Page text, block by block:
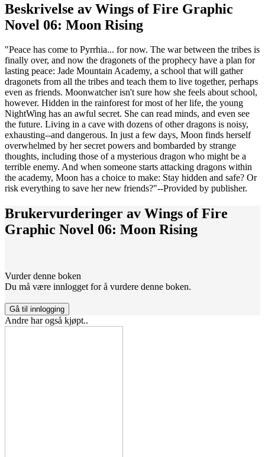
Beskrivelse av Wings of Fire Graphic
Novel 06: Moon Rising
"Peace has come to Pyrrhia... for now. The war between the tribes is
finally over, and now the dragonets of the prophecy have a plan for
lasting peace: Jade Mountain Academy, a school that will gather
dragonets from all the tribes and teach them to live together, perhaps
even as friends. Moonwatcher isn't sure how she feels about school,
however. Hidden in the rainforest for most of her life, the young
NightWing has an awful secret. She can read minds, and even see
the future. Living in a cave with dozens of other dragons is noisy,
exhausting--and dangerous. In just a few days, Moon finds herself
overwhelmed by her secret powers and bombarded by strange
thoughts, including those of a mysterious dragon who might be a
terrible enemy. And when someone starts attacking dragons within
the academy, Moon has a choice to make: Stay hidden and safe? Or
risk everything to save her new friends?"--Provided by publisher.
Brukervurderinger av Wings of Fire
Graphic Novel 06: Moon Rising
Vurder denne boken
Du må være innlogget for å vurdere denne boken.
Gå til innlogging
Andre har også kjøpt..